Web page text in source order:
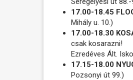
17.00-18.45
Mihály u. 10.)
17.00-18.30
csak kosarazni!
Ezredéves Ált.
17.15-18.00
Pozsonyi út 99.)